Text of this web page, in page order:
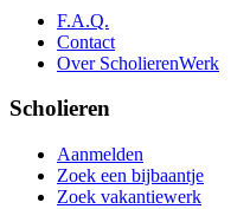
F.A.Q.
Contact
Over ScholierenWerk
Scholieren
Aanmelden
Zoek een bijbaantje
Zoek vakantiewerk